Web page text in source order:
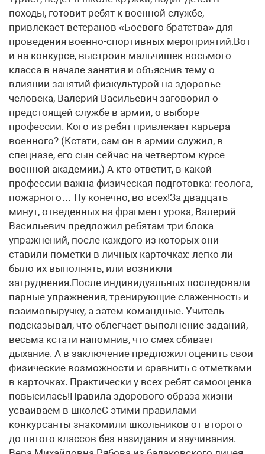
походы, готовит ребят к военной службе,
привлекает ветеранов «Боевого братства» для
проведения военно-спортивных мероприятий.Вот
и на конкурсе, выстроив мальчишек восьмого
класса в начале занятия и объяснив тему о
влиянии занятий физкультурой на здоровье
человека, Валерий Васильевич заговорил о
предстоящей службе в армии, о выборе
профессии. Кого из ребят привлекает карьера
военного? (Кстати, сам он в армии служил, в
спецназе, его сын сейчас на четвертом курсе
военной академии.) А кто ответит, в какой
профессии важна физическая подготовка: геолога,
пожарного… Ну конечно, во всех!За двадцать
минут, отведенных на фрагмент урока, Валерий
Васильевич предложил ребятам три блока
упражнений, после каждого из которых они
ставили пометки в личных карточках: легко ли
было их выполнять, или возникли
затруднения.После индивидуальных последовали
парные упражнения, тренирующие слаженность и
взаимовыручку, а затем командные. Учитель
подсказывал, что облегчает выполнение заданий,
весьма кстати напомнив, что смех сбивает
дыхание. А в заключение предложил оценить свои
физические возможности и сравнить с отметками
в карточках. Практически у всех ребят самооценка
повысилась!Правила здорового образа жизни
усваиваем в школеС этими правилами
конкурсанты знакомили школьников от второго
до пятого классов без назидания и заучивания.